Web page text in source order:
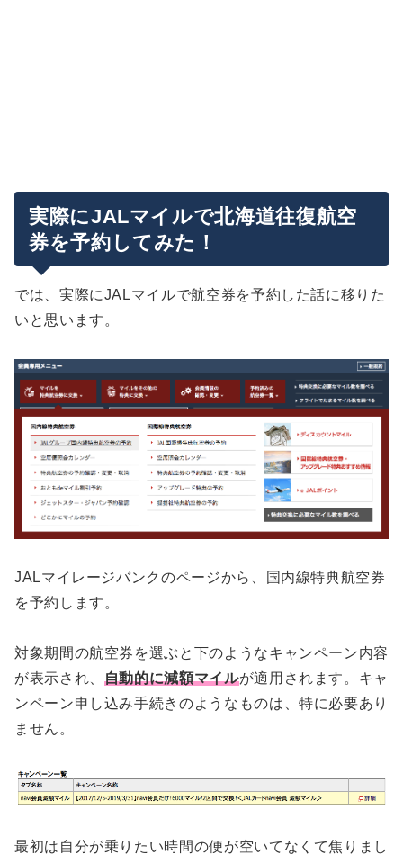
実際にJALマイルで北海道往復航空
券を予約してみた！
では、実際にJALマイルで航空券を予約した話に移りた
いと思います。
JALマイレージバンクのページから、国内線特典航空券
を予約します。
対象期間の航空券を選ぶと下のようなキャンペーン内容
が表示され、 自動的に減額マイルが適用されます。キャ
ンペーン申し込み手続きのようなものは、特に必要あり
ません。
最初は自分が乗りたい時間の便が空いてなくて焦りまし